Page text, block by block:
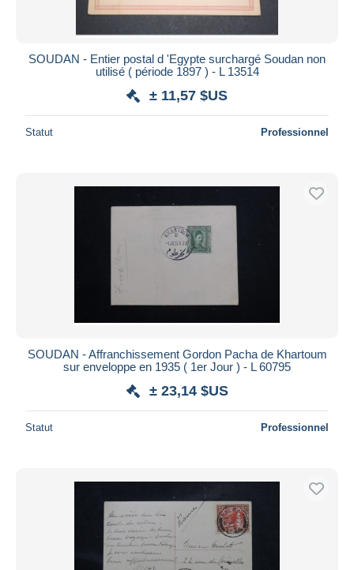
SOUDAN - Entier postal d 'Egypte surchargé Soudan non
utilisé ( période 1897 ) - L 13514
± 11,57 $US
Statut Professionnel
SOUDAN - Affranchissement Gordon Pacha de Khartoum
sur enveloppe en 1935 ( 1er Jour ) - L 60795
± 23,14 $US
Statut Professionnel